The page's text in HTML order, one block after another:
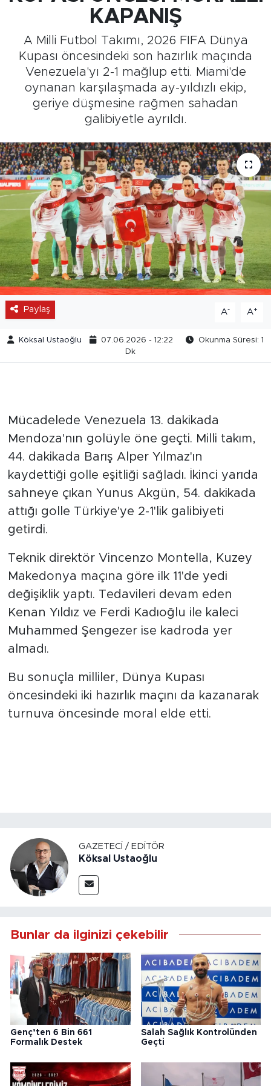
KAPANIŞ
A Milli Futbol Takımı, 2026 FIFA Dünya
Kupası öncesindeki son hazırlık maçında
Venezuela'yı 2-1 mağlup etti. Miami'de
oynanan karşılaşmada ay-yıldızlı ekip,
geriye düşmesine rağmen sahadan
galibiyetle ayrıldı.
Paylaş A- A+
Köksal Ustaoğlu 07.06.2026 - 12:22
Okunma Süresi: 1
Dk
Mücadelede Venezuela 13. dakikada
Mendoza'nın golüyle öne geçti. Milli takım,
44. dakikada Barış Alper Yılmaz'ın
kaydettiği golle eşitliği sağladı. İkinci yarıda
sahneye çıkan Yunus Akgün, 54. dakikada
attığı golle Türkiye'ye 2-1'lik galibiyeti
getirdi.
Teknik direktör Vincenzo Montella, Kuzey
Makedonya maçına göre ilk 11'de yedi
değişiklik yaptı. Tedavileri devam eden
Kenan Yıldız ve Ferdi Kadıoğlu ile kaleci
Muhammed Şengezer ise kadroda yer
almadı.
Bu sonuçla milliler, Dünya Kupası
öncesindeki iki hazırlık maçını da kazanarak
turnuva öncesinde moral elde etti.
GAZETECI / EDITÖR
Köksal Ustaoğlu
Bunlar da ilginizi çekebilir
Genç’ten 6 Bin 661
Formalık Destek
Salah Sağlık Kontrolünden
Geçti
Sağlık
Siyaset
GURBETTEN SILAYA
Foto Galeri
Köşe Yazarları
Manşet
Ulusal Son Dakika Haberleri